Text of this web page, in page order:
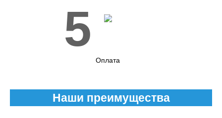
5
Оплата
Наши преимущества